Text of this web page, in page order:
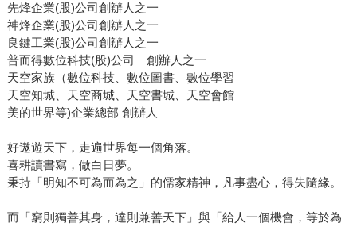
先烽企業(股)公司創辦人之一
神烽企業(股)公司創辦人之一
良鍵工業(股)公司創辦人之一
普而得數位科技(股)公司 創辦人之一
天空家族（數位科技、數位圖書、數位學習
天空知城、天空商城、天空書城、天空會館
美的世界等)企業總部 創辦人
好遨遊天下，走遍世界每一個角落。
喜耕讀書寫，做白日夢。
秉持「明知不可為而為之」的儒家精神，凡事盡心，得失隨緣。
而「窮則獨善其身，達則兼善天下」與「給人一個機會，等於為